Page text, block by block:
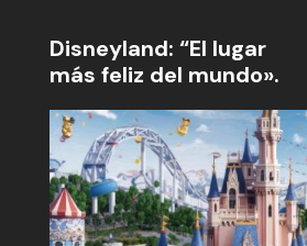
Disneyland: “El lugar
más feliz del mundo».